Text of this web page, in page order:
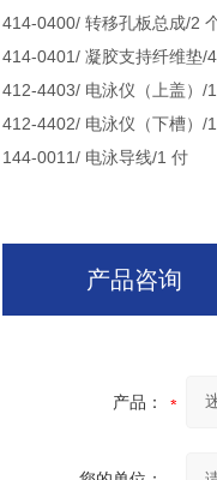
414-0400/ 转移孔板总成/2
414-0401/ 凝胶支持纤维垫/
412-4403/ 电泳仪（上盖）/
412-4402/ 电泳仪（下槽）/
144-0011/ 电泳导线/1 付
产品咨询
产品：